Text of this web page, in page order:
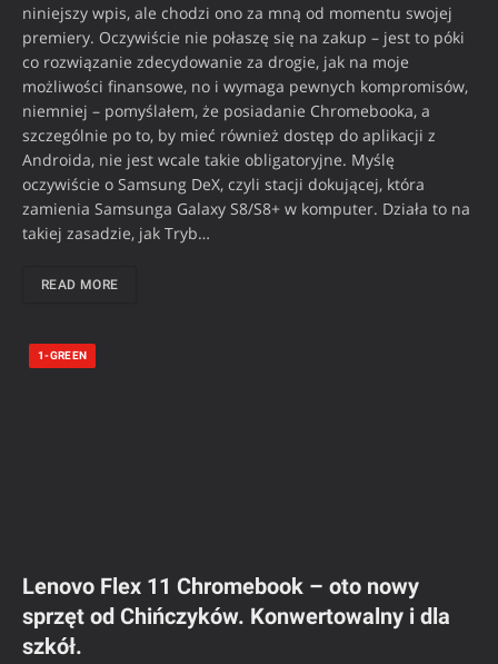
niniejszy wpis, ale chodzi ono za mną od momentu swojej
premiery. Oczywiście nie połaszę się na zakup – jest to póki
co rozwiązanie zdecydowanie za drogie, jak na moje
możliwości finansowe, no i wymaga pewnych kompromisów,
niemniej – pomyślałem, że posiadanie Chromebooka, a
szczególnie po to, by mieć również dostęp do aplikacji z
Androida, nie jest wcale takie obligatoryjne. Myślę
oczywiście o Samsung DeX, czyli stacji dokującej, która
zamienia Samsunga Galaxy S8/S8+ w komputer. Działa to na
takiej zasadzie, jak Tryb…
READ MORE
1-GREEN
Lenovo Flex 11 Chromebook – oto nowy
sprzęt od Chińczyków. Konwertowalny i dla
szkół.